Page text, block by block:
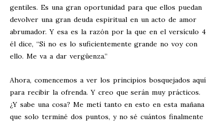
gentiles. Es una gran oportunidad para que ellos puedan
devolver una gran deuda espiritual en un acto de amor
abrumador. Y esa es la razón por la que en el versículo 4
él dice, “Si no es lo suficientemente grande no voy con
ello. Me va a dar vergüenza.”
Ahora, comencemos a ver los principios bosquejados aquí
para recibir la ofrenda. Y creo que serán muy prácticos.
¿Y sabe una cosa? Me metí tanto en esto en esta mañana
que solo terminé dos puntos, y no sé cuántos finalmente